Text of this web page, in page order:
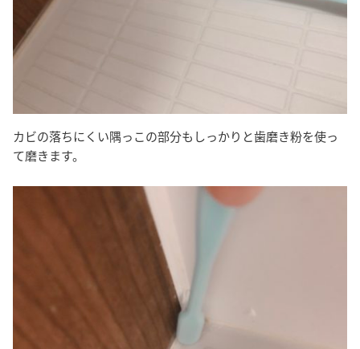
カビの落ちにくい隅っこの部分もしっかりと歯磨き粉を使っ
て磨きます。